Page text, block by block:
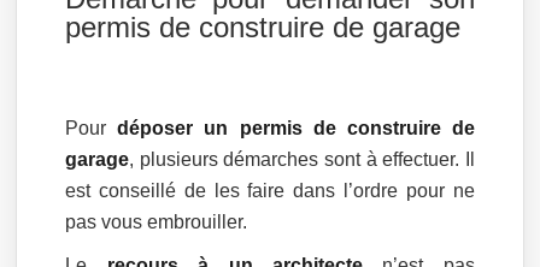
permis de construire de garage
Pourdéposer un permis de construire de
garage, plusieurs démarches sont à effectuer. Il
est conseillé de les faire dans l’ordre pour ne
pas vous embrouiller.